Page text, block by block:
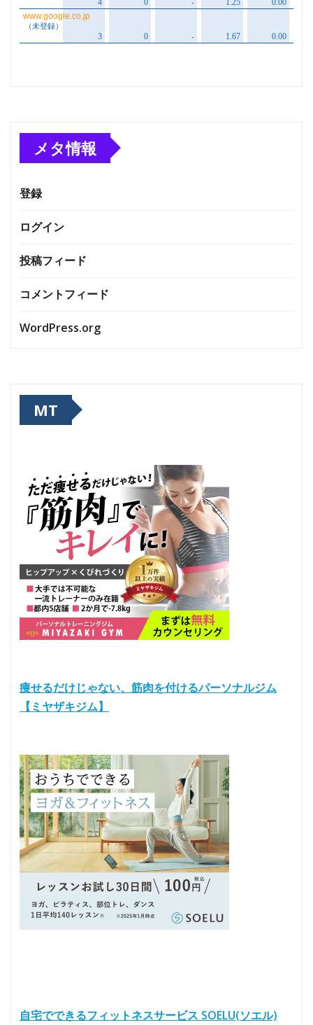
メタ情報
登録
ログイン
投稿フィード
コメントフィード
WordPress.org
MT
痩せるだけじゃない、筋肉を付けるパーソナルジム
【ミヤザキジム】
自宅でできるフィットネスサービス SOELU(ソエル)